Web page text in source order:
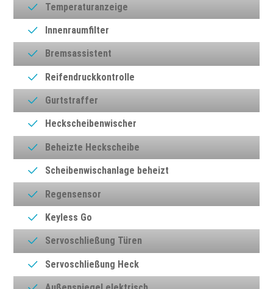
Temperaturanzeige
Innenraumfilter
Bremsassistent
Reifendruckkontrolle
Gurtstraffer
Heckscheibenwischer
Beheizte Heckscheibe
Scheibenwischanlage beheizt
Regensensor
Keyless Go
Servoschließung Türen
Servoschließung Heck